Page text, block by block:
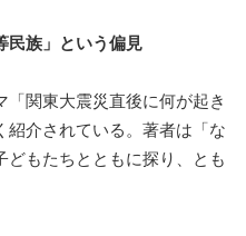
民族」という偏見
関東大震災直後に何が起き
紹介されている。著者は「な
もたちとともに探り、とも